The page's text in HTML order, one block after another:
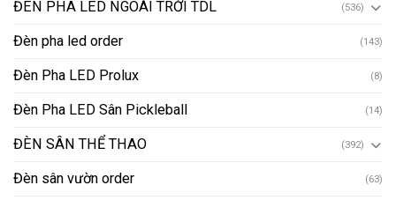
ĐÈN PHA LED NGOÀI TRỜI TDL (536)
Đèn pha led order (143)
Đèn Pha LED Prolux (8)
Đèn Pha LED Sân Pickleball (14)
ĐÈN SÂN THỂ THAO (392)
Đèn sân vườn order (63)